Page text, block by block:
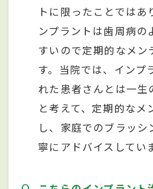
トに限ったことではあ
ンプラントは歯周病の
すいので定期的なメン
す。当院では、インプ
れた患者さんとは一生
と考えて、定期的なメ
し、家庭でのブラッ
寧にアドバイスしてい